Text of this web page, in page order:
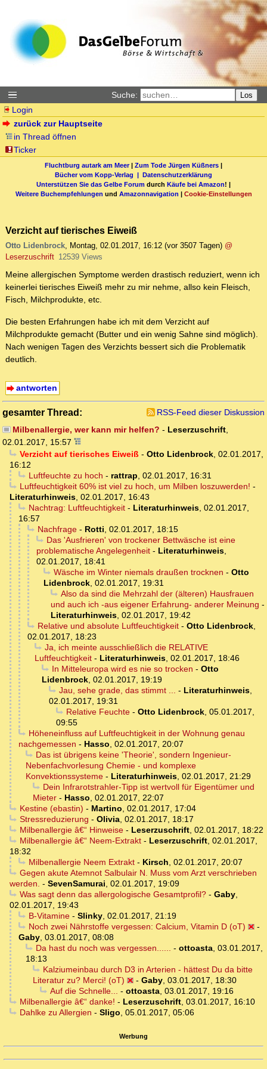
Suche: Los
Login
zurück zur Hauptseite
in Thread öffnen
Ticker
Fluchtburg autark am Meer| Zum Tode Jürgen Küßners |
Bücher vom Kopp-Verlag | Datenschutzerklärung
Unterstützen Sie das Gelbe Forum durch Käufe bei Amazon! |
Weitere Buchempfehlungen und Amazonnavigation | Cookie-Einstellungen
Verzicht auf tierisches Eiweiß
Otto Lidenbrock, Montag, 02.01.2017, 16:12 (vor 3507 Tagen) @
Leserzuschrift 12539 Views
Meine allergischen Symptome werden drastisch reduziert, wenn ich
keinerlei tierisches Eiweiß mehr zu mir nehme, allso kein Fleisch,
Fisch, Milchprodukte, etc.
Die besten Erfahrungen habe ich mit dem Verzicht auf
Milchprodukte gemacht (Butter und ein wenig Sahne sind möglich).
Nach wenigen Tagen des Verzichts bessert sich die Problematik
deutlich.
antworten
gesamter Thread:
RSS-Feed dieser Diskussion
Milbenallergie, wer kann mir helfen? - Leserzuschrift,
02.01.2017, 15:57
Verzicht auf tierisches Eiweiß- Otto Lidenbrock, 02.01.2017,
16:12
Luftfeuchte zu hoch - rattrap, 02.01.2017, 16:31
Luftfeuchtigkeit 60% ist viel zu hoch, um Milben loszuwerden! -
Literaturhinweis, 02.01.2017, 16:43
Nachtrag: Luftfeuchtigkeit- Literaturhinweis, 02.01.2017,
16:57
Nachfrage- Rotti, 02.01.2017, 18:15
Das 'Ausfrieren' von trockener Bettwäsche ist eine
problematische Angelegenheit - Literaturhinweis,
02.01.2017, 18:41
Wäsche im Winter niemals draußen trocknen - Otto
Lidenbrock, 02.01.2017, 19:31
Also da sind die Mehrzahl der (älteren) Hausfrauen
und auch ich -aus eigener Erfahrung- anderer Meinung -
Literaturhinweis, 02.01.2017, 19:42
Relative und absolute Luftfeuchtigkeit- Otto Lidenbrock,
02.01.2017, 18:23
Ja, ich meinte ausschließlich die RELATIVE
Luftfeuchtigkeit - Literaturhinweis, 02.01.2017, 18:46
In Mitteleuropa wird es nie so trocken - Otto
Lidenbrock, 02.01.2017, 19:19
Jau, sehe grade, das stimmt ... - Literaturhinweis,
02.01.2017, 19:31
Relative Feuchte- Otto Lidenbrock, 05.01.2017,
09:55
Höheneinfluss auf Luftfeuchtigkeit in der Wohnung genau
nachgemessen - Hasso, 02.01.2017, 20:07
Das ist übrigens keine 'Theorie', sondern Ingenieur-
Nebenfachvorlesung Chemie - und komplexe
Konvektionssysteme - Literaturhinweis, 02.01.2017, 21:29
Dein Infrarotstrahler-Tipp ist wertvoll für Eigentümer und
Mieter - Hasso, 02.01.2017, 22:07
Kestine (ebastin) - Martino, 02.01.2017, 17:04
Stressreduzierung - Olivia, 02.01.2017, 18:17
Milbenallergie â€“ Hinweise- Leserzuschrift, 02.01.2017, 18:22
Milbenallergie â€“ Neem-Extrakt- Leserzuschrift, 02.01.2017,
18:32
Milbenallergie Neem Extrakt- Kirsch, 02.01.2017, 20:07
Gegen akute Atemnot Salbulair N. Muss vom Arzt verschrieben
werden. - SevenSamurai, 02.01.2017, 19:09
Was sagt denn das allergologische Gesamtprofil?- Gaby,
02.01.2017, 19:43
B-Vitamine- Slinky, 02.01.2017, 21:19
Noch zwei Nährstoffe vergessen: Calcium, Vitamin D (oT)
-
Gaby, 03.01.2017, 08:08
Da hast du noch was vergessen...... - ottoasta, 03.01.2017,
18:13
Kalziumeinbau durch D3 in Arterien - hättest Du da bitte
Literatur zu? Merci! (oT)
- Gaby, 03.01.2017, 18:30
Auf die Schnelle... - ottoasta, 03.01.2017, 19:16
Milbenallergie â€“ danke! - Leserzuschrift, 03.01.2017, 16:10
Dahlke zu Allergien - Sligo, 05.01.2017, 05:06
Werbung